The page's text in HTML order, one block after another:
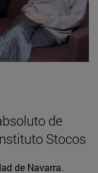
de
Stocos
de Navarra.